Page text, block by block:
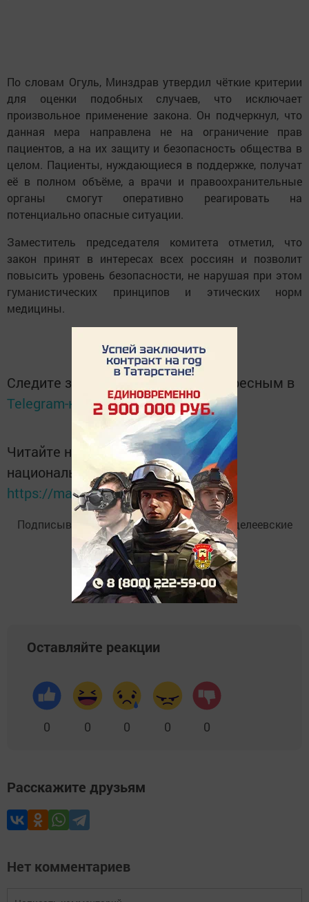
По словам Огуль, Минздрав утвердил чёткие критерии
для оценки подобных случаев, что исключает
произвольное применение закона. Он подчеркнул, что
данная мера направлена не на ограничение прав
пациентов, а на их защиту и безопасность общества в
целом. Пациенты, нуждающиеся в поддержке, получат
её в полном объёме, а врачи и правоохранительные
органы смогут оперативно реагировать на
потенциально опасные ситуации.
Заместитель председателя комитета отметил, что
закон принят в интересах всех россиян и позволит
повысить уровень безопасности, не нарушая при этом
гуманистических принципов и этических норм
медицины.
Следите за самым важным и интересным в
Telegram-каналеТатмедиа
Читайте новости Татарстана в
национальном мессенджере MАХ:
https://max.ru/tatmedia
Подписывайтесь наTelegram-канал«Менделеевские
новости»
Оставляйте реакции
0 0 0 0 0
Расскажите друзьям
Нет комментариев